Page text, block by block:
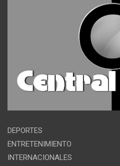
DEPORTES
ENTRETENIMIENTO
INTERNACIONALES